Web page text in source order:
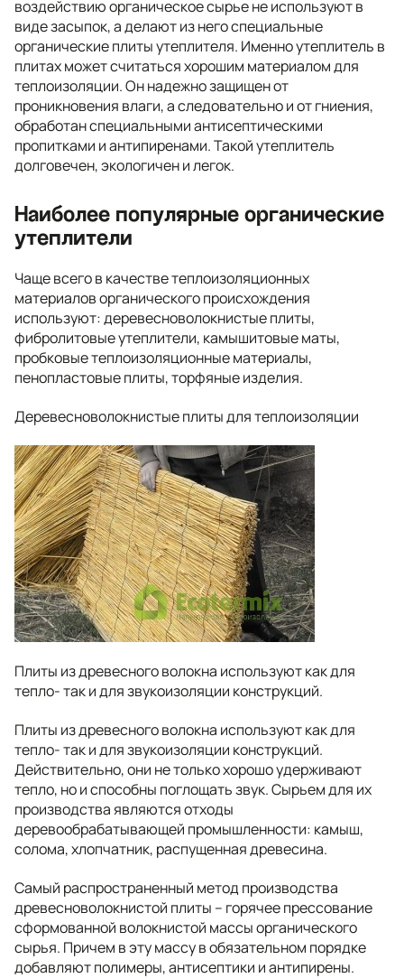
воздействию органическое сырье не используют в
виде засыпок, а делают из него специальные
органические плиты утеплителя. Именно утеплитель в
плитах может считаться хорошим материалом для
теплоизоляции. Он надежно защищен от
проникновения влаги, а следовательно и от гниения,
обработан специальными антисептическими
пропитками и антипиренами. Такой утеплитель
долговечен, экологичен и легок.
Наиболее популярные органические
утеплители
Чаще всего в качестве теплоизоляционных
материалов органического происхождения
используют: деревесноволокнистые плиты,
фибролитовые утеплители, камышитовые маты,
пробковые теплоизоляционные материалы,
пенопластовые плиты, торфяные изделия.
Деревесноволокнистые плиты для теплоизоляции
Плиты из древесного волокна используют как для
тепло- так и для звукоизоляции конструкций.
Плиты из древесного волокна используют как для
тепло- так и для звукоизоляции конструкций.
Действительно, они не только хорошо удерживают
тепло, но и способны поглощать звук. Сырьем для их
производства являются отходы
деревообрабатывающей промышленности: камыш,
солома, хлопчатник, распущенная древесина.
Самый распространенный метод производства
древесноволокнистой плиты – горячее прессование
сформованной волокнистой массы органического
сырья. Причем в эту массу в обязательном порядке
добавляют полимеры, антисептики и антипирены.